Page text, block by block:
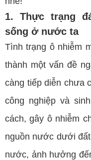
1. Thực trạng
sống ở nước ta
Tình trạng ô nhiễm
thành một vấn đề
càng tiếp diễn chưa
công nghiệp và
cách, gây ô nhiễm
nguồn nước dưới
nước, ảnh hưởng